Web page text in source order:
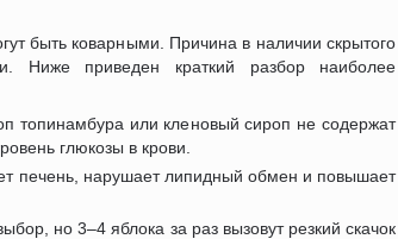
быть коварными. Причина в наличии скрытого
Ниже приведен краткий разбор наиболее
топинамбура или кленовый сироп не содержат
глюкозы в крови.
печень, нарушает липидный обмен и повышает
но 3–4 яблока за раз вызовут резкий скачок